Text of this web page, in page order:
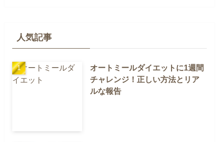
人気記事
オートミールダイエットに1週間
チャレンジ！正しい方法とリア
ルな報告